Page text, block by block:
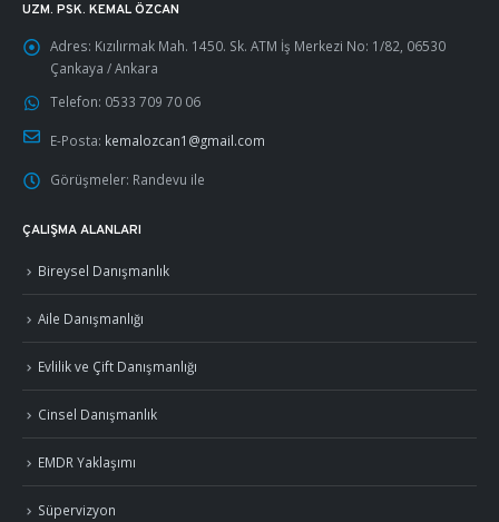
UZM. PSK. KEMAL ÖZCAN
Adres: Kızılırmak Mah. 1450. Sk. ATM İş Merkezi No: 1/82, 06530
Çankaya / Ankara
Telefon: 0533 709 70 06
E-Posta: kemalozcan1@gmail.com
Görüşmeler: Randevu ile
ÇALIŞMA ALANLARI
Bireysel Danışmanlık
Aile Danışmanlığı
Evlilik ve Çift Danışmanlığı
Cinsel Danışmanlık
EMDR Yaklaşımı
Süpervizyon